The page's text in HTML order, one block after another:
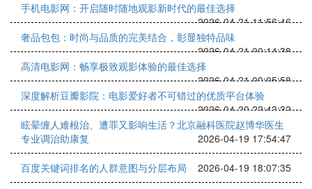
手机电影网：开启随时随地观影新时代的最佳选择
2026-04-21 11:56:46
奢品包包：时尚与品质的完美结合，彰显独特品味
2026-04-21 00:14:38
高清电影网：畅享极致观影体验的最佳选择
2026-04-21 00:05:58
深度解析豆瓣影院：电影爱好者不可错过的优质平台体验
2026-04-20 22:43:32
眩晕缠人难根治、遭罪又影响生活？北京融科医院赵博华医生
专业调治助康复
2026-04-19 17:54:47
百度关键词排名的人群意图与分层布局 2026-04-19 18:07:35